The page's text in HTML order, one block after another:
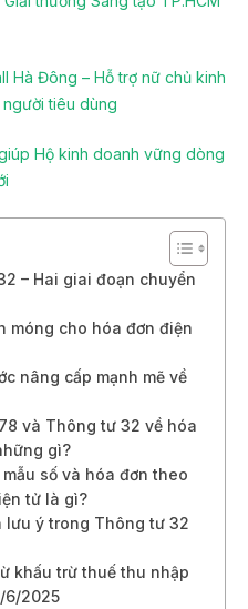
Hà Đông – Hỗ trợ nữ chủ kinh
tiêu dùng
Hộ kinh doanh vững dòng
– Hai giai đoạn chuyển
móng cho hóa đơn điện
nâng cấp mạnh mẽ về
và Thông tư 32 về hóa
gì?
số và hóa đơn theo
tử là gì?
lưu ý trong Thông tư 32
khấu trừ thuế thu nhập
6/2025